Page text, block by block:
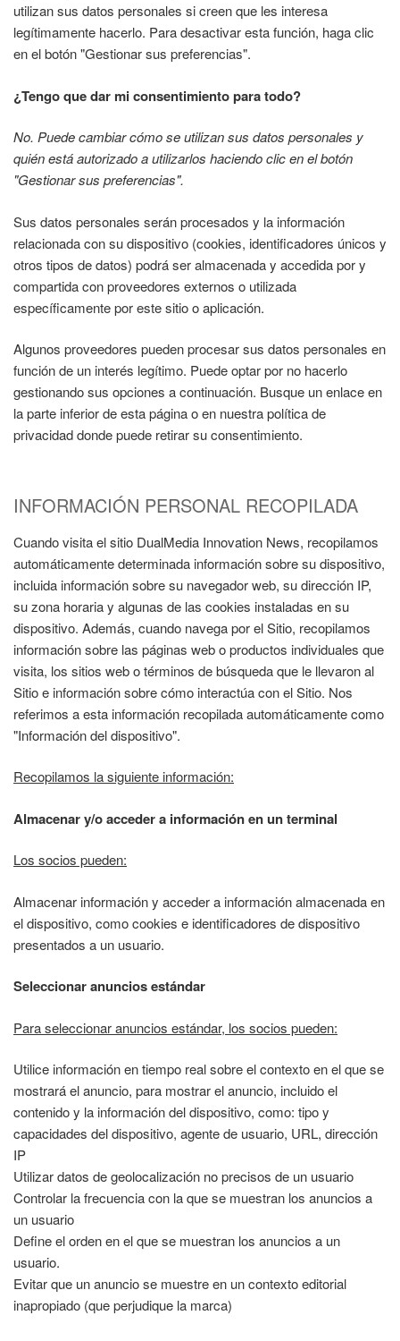
utilizan sus datos personales si creen que les interesa
legítimamente hacerlo. Para desactivar esta función, haga clic
en el botón "Gestionar sus preferencias".
¿Tengo que dar mi consentimiento para todo?
No. Puede cambiar cómo se utilizan sus datos personales y
quién está autorizado a utilizarlos haciendo clic en el botón
"Gestionar sus preferencias".
Sus datos personales serán procesados y la información
relacionada con su dispositivo (cookies, identificadores únicos y
otros tipos de datos) podrá ser almacenada y accedida por y
compartida con proveedores externos o utilizada
específicamente por este sitio o aplicación.
Algunos proveedores pueden procesar sus datos personales en
función de un interés legítimo. Puede optar por no hacerlo
gestionando sus opciones a continuación. Busque un enlace en
la parte inferior de esta página o en nuestra política de
privacidad donde puede retirar su consentimiento.
INFORMACIÓN PERSONAL RECOPILADA
Cuando visita el sitio DualMedia Innovation News, recopilamos
automáticamente determinada información sobre su dispositivo,
incluida información sobre su navegador web, su dirección IP,
su zona horaria y algunas de las cookies instaladas en su
dispositivo. Además, cuando navega por el Sitio, recopilamos
información sobre las páginas web o productos individuales que
visita, los sitios web o términos de búsqueda que le llevaron al
Sitio e información sobre cómo interactúa con el Sitio. Nos
referimos a esta información recopilada automáticamente como
"Información del dispositivo".
Recopilamos la siguiente información:
Almacenar y/o acceder a información en un terminal
Los socios pueden:
Almacenar información y acceder a información almacenada en
el dispositivo, como cookies e identificadores de dispositivo
presentados a un usuario.
Seleccionar anuncios estándar
Para seleccionar anuncios estándar, los socios pueden:
Utilice información en tiempo real sobre el contexto en el que se
mostrará el anuncio, para mostrar el anuncio, incluido el
contenido y la información del dispositivo, como: tipo y
capacidades del dispositivo, agente de usuario, URL, dirección
IP
Utilizar datos de geolocalización no precisos de un usuario
Controlar la frecuencia con la que se muestran los anuncios a
un usuario
Define el orden en el que se muestran los anuncios a un
usuario.
Evitar que un anuncio se muestre en un contexto editorial
inapropiado (que perjudique la marca)